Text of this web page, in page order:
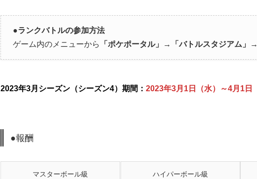
●ランクバトルの参加方法
ゲーム内のメニューから 「ポケポータル」→「バトルスタジアム」→
2023年3月シーズン（シーズン4）期間： 2023年3月1日（水）～4月1日
●報酬
マスターボール級 ハイパーボール級